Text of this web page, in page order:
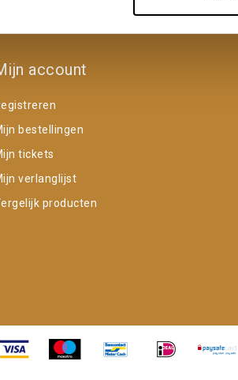
prijs Service na verkoop
account
bestellingen
tickets
verlanglijst
producten